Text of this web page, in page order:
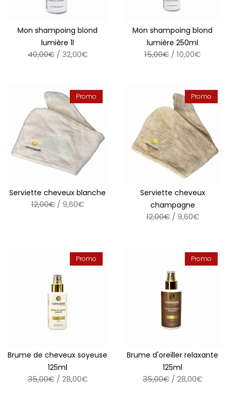
Mon shampoing blond
lumière 1l
40,00€/ 32,00€
Mon shampoing blond
lumière 250ml
15,00€ / 10,00€
Promo
Serviette cheveux blanche
12,00€/ 9,60€
Promo
Serviette cheveux
champagne
12,00€/ 9,60€
Promo
Brume de cheveux soyeuse
125ml
35,00€/ 28,00€
Promo
Brume d'oreiller relaxante
125ml
35,00€/ 28,00€